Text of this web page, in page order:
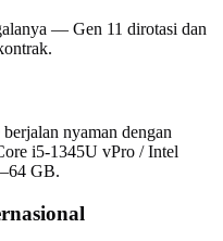
— Gen 11 dirotasi dan
nyaman dengan
i5-1345U vPro / Intel
GB.